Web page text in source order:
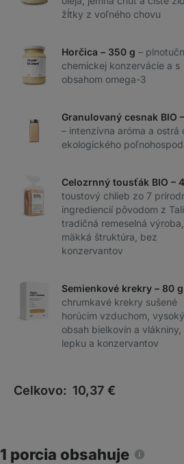
žĺtky z voľného chovu
Horčica – 350 g –
chemickej konzervácie a s
obsahom omega-3
Granulovaný cesnak BIO
– intenzívna aróma a ostrá
ekologického
Celozrnný tousťák BIO –
toustový chlieb zo 7
ingrediencií pôvodom z
tradičná remeselná výroba,
mäkká štruktúra, bez
konzervantov
Semienkové krekry – 80 g
chrumkavé krekry sušené
horúcim vzduchom, vysoký
obsah bielkovín a vlákniny,
lepku a konzervantov
Celkovo: 10,37 €
1 porcia obsahuje